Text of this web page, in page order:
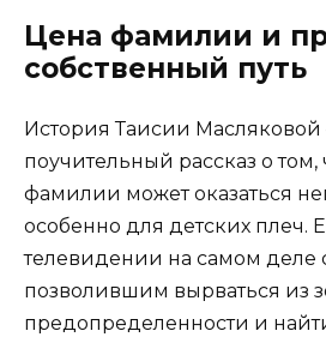
Цена фамилии и
собственный путь
История Таисии Масляковой
поучительный рассказ о том,
фамилии может оказаться
особенно для детских плеч.
телевидении на самом деле
позволившим вырваться из
предопределенности и